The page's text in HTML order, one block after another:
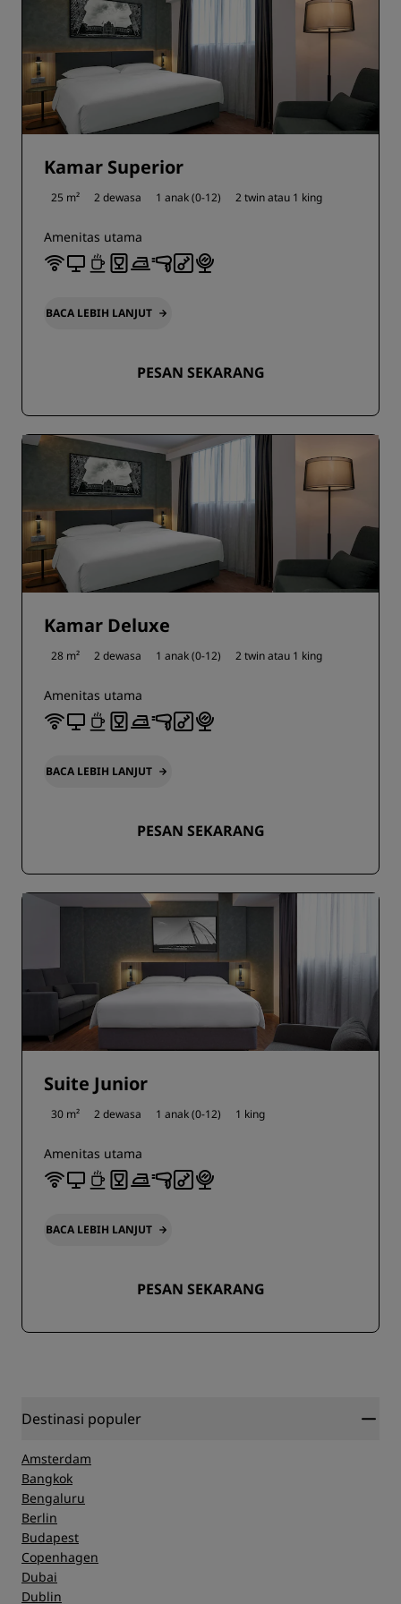
Kamar Superior
25 m² 2 dewasa 1 anak (0-12) 2 twin atau 1 king
Amenitas utama
BACA LEBIH LANJUT
PESAN SEKARANG
Kamar Deluxe
28 m² 2 dewasa 1 anak (0-12) 2 twin atau 1 king
Amenitas utama
BACA LEBIH LANJUT
PESAN SEKARANG
Suite Junior
30 m² 2 dewasa 1 anak (0-12) 1 king
Amenitas utama
BACA LEBIH LANJUT
PESAN SEKARANG
Destinasi populer
Amsterdam
Bangkok
Bengaluru
Berlin
Budapest
Copenhagen
Dubai
Dublin